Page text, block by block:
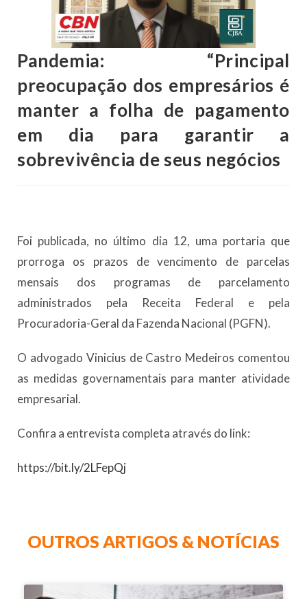
Pandemia: “Principal
preocupação dos empresários é
manter a folha de pagamento
em dia para garantir a
sobrevivência de seus negócios
Foi publicada, no último dia 12, uma portaria que
prorroga os prazos de vencimento de parcelas
mensais dos programas de parcelamento
administrados pela Receita Federal e pela
Procuradoria-Geral da Fazenda Nacional (PGFN).
O advogado Vinicius de Castro Medeiros comentou
as medidas governamentais para manter atividade
empresarial.
Confira a entrevista completa através do link:
https://bit.ly/2LFepQj
OUTROS ARTIGOS & NOTÍCIAS